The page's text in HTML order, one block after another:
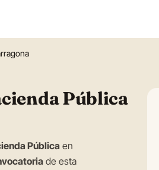
Pública
Pública en
de esta